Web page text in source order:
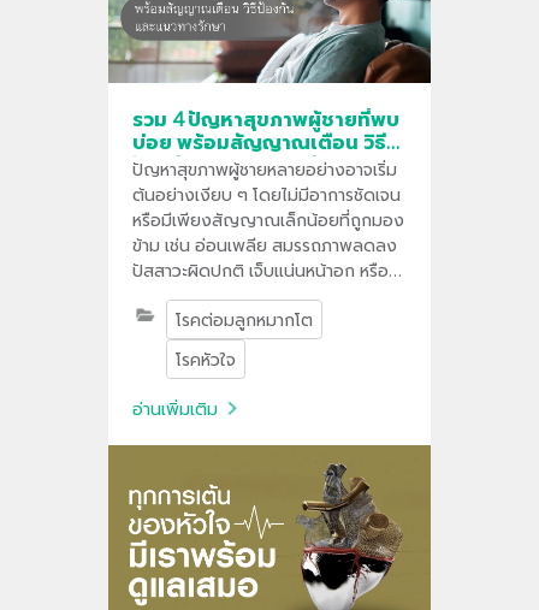
รวม 4 ปัญหาสุขภาพผู้ชายที่พบ
บ่อย พร้อมสัญญาณเตือน วิธี
ป้องกัน และแนวทางรักษา
ปัญหาสุขภาพผู้ชายหลายอย่างอาจเริ่ม
ต้นอย่างเงียบ ๆ โดยไม่มีอาการชัดเจน
หรือมีเพียงสัญญาณเล็กน้อยที่ถูกมอง
ข้าม เช่น อ่อนเพลีย สมรรถภาพลดลง
ปัสสาวะผิดปกติ เจ็บแน่นหน้าอก หรือ
น้ำหนักลดโดยไม่ทราบสาเหตุ
โรคต่อมลูกหมากโต
โรคหัวใจ
อ่านเพิ่มเติม